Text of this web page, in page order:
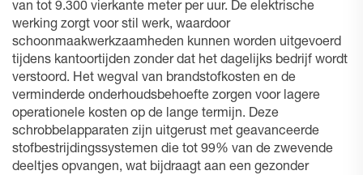
van tot 9.300 vierkante meter per uur. De elektrische
werking zorgt voor stil werk, waardoor
schoonmaakwerkzaamheden kunnen worden uitgevoerd
tijdens kantoortijden zonder dat het dagelijks bedrijf wordt
verstoord. Het wegval van brandstofkosten en de
verminderde onderhoudsbehoefte zorgen voor lagere
operationele kosten op de lange termijn. Deze
schrobbelapparaten zijn uitgerust met geavanceerde
stofbestrijdingssystemen die tot 99% van de zwevende
deeltjes opvangen, wat bijdraagt aan een gezonder